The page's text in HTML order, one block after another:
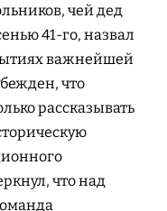
чей дед
41-го, назвал
важнейшей
что
рассказывать
что над